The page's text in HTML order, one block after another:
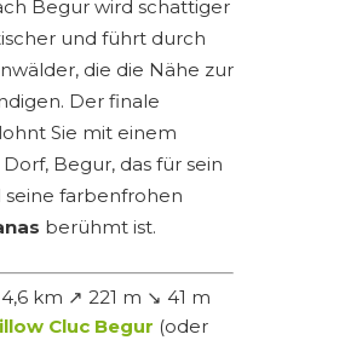
Begur wird schattiger
und führt durch
die die Nähe zur
Der finale
Sie mit einem
Begur, das für sein
seine farbenfrohen
berühmt ist.
km ↗ 221 m ↘ 41 m
Cluc Begur (oder